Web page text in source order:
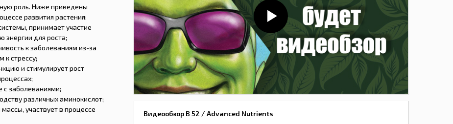
роль. Ниже приведены
развития растения:
принимает участие
энергии для роста;
к заболеваниям из-за
к стрессу;
и стимулирует рост
с заболеваниями;
различных аминокислот;
участвует в процессе
Видеообзор B 52 / Advanced Nutrients